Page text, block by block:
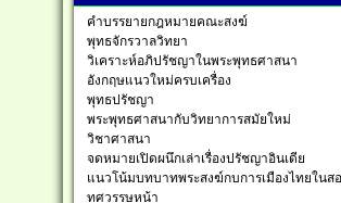
คำบรรยายกฎหมายคณะสงฆ์
พุทธจักรวาลวิทยา
วิเคราะห์อภิปรัชญาในพระพุทธศาสนา
อังกฤษแนวใหม่ครบเครื่อง
พุทธปรัชญา
พระพุทธศาสนากับวิทยาการสมัยใหม่
วิชาศาสนา
จดหมายเปิดผนึกเล่าเรื่องปรัชญาอินเดีย
แนวโน้มบทบาทพระสงฆ์กบการเมืองไทยในส
ทศวรรษหน้า